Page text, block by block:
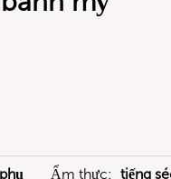
Ẩm thực: tiếng